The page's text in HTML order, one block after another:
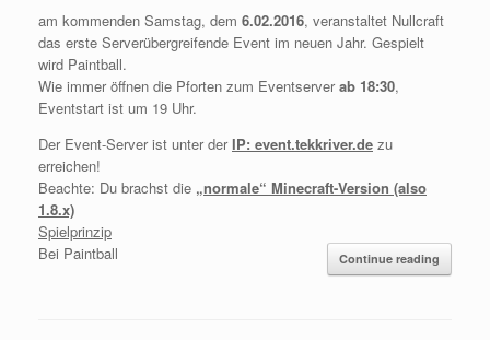
am kommenden Samstag, dem 6.02.2016, veranstaltet Nullcraft
das erste Serverübergreifende Event im neuen Jahr. Gespielt
wird Paintball.
Wie immer öffnen die Pforten zum Eventserverab 18:30,
Eventstart ist um 19 Uhr.
Der Event-Server ist unter derIP: event.tekkriver.de zu
erreichen!
Beachte: Du brachst die „normale“ Minecraft-Version (also
1.8.x)
Spielprinzip
Bei Paintball
Continue reading